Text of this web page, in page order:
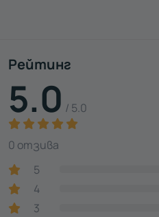
Рейтинг
5.0 / 5.0
0 отзива
5
4
3